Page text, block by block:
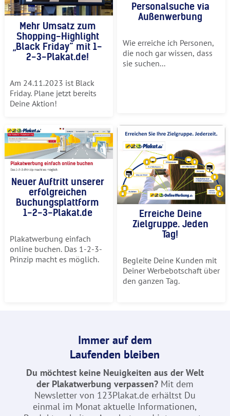
Mehr Umsatz zum
Shopping-Highlight
„Black Friday“ mit 1-
2-3-Plakat.de!
Am 24.11.2023 ist Black
Friday. Plane jetzt bereits
Deine Aktion!
Personalsuche via
Außenwerbung
Wie erreiche ich Personen,
die noch gar wissen, dass
sie suchen...
Neuer Auftritt unserer
erfolgreichen
Buchungsplattform
1-2-3-Plakat.de
Plakatwerbung einfach
online buchen. Das 1-2-3-
Prinzip macht es möglich.
Erreiche Deine
Zielgruppe. Jeden
Tag!
Begleite Deine Kunden mit
Deiner Werbebotschaft über
den ganzen Tag.
Immer auf dem
Laufenden bleiben
Du möchtest keine Neuigkeiten aus der Welt
der Plakatwerbung verpassen?Mit dem
Newsletter von 123Plakat.de erhältst Du
einmal im Monat aktuelle Informationen,